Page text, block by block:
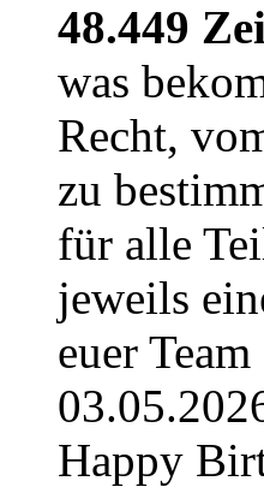
48.449
was
Recht,
zu
für alle
jeweils
euer Team
Happy